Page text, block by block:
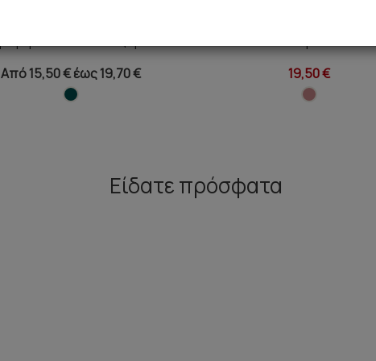
Από 15,50 € έως 19,70 €
19,50 €
Είδατε πρόσφατα